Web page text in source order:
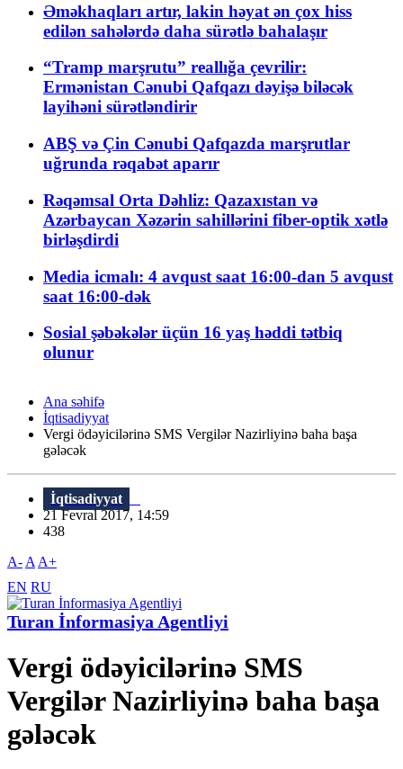
Əməkhaqları artır, lakin həyat ən çox hiss
edilən sahələrdə daha sürətlə bahalaşır
“Tramp marşrutu” reallığa çevrilir:
Ermənistan Cənubi Qafqazı dəyişə biləcək
layihəni sürətləndirir
ABŞ və Çin Cənubi Qafqazda marşrutlar
uğrunda rəqabət aparır
Rəqəmsal Orta Dəhliz: Qazaxıstan və
Azərbaycan Xəzərin sahillərini fiber-optik xətlə
birləşdirdi
Media icmalı: 4 avqust saat 16:00-dan 5 avqust
saat 16:00-dək
Sosial şəbəkələr üçün 16 yaş həddi tətbiq
olunur
Ana səhifə
İqtisadiyyat
Vergi ödəyicilərinə SMS Vergilər Nazirliyinə baha başa
gələcək
İqtisadiyyat
21 Fevral 2017, 14:59
438
A- A A+
EN RU
Turan İnformasiya Agentliyi
Vergi ödəyicilərinə SMS
Vergilər Nazirliyinə baha başa
gələcək